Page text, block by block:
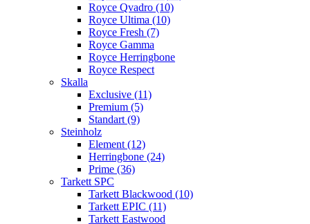
Royce Qvadro (10)
Royce Ultima (10)
Royce Fresh (7)
Royce Gamma
Royce Herringbone
Royce Respect
Skalla
Exclusive (11)
Premium (5)
Standart (9)
Steinholz
Element (12)
Herringbone (24)
Prime (36)
Tarkett SPC
Tarkett Blackwood (10)
Tarkett EPIC (11)
Tarkett Eastwood